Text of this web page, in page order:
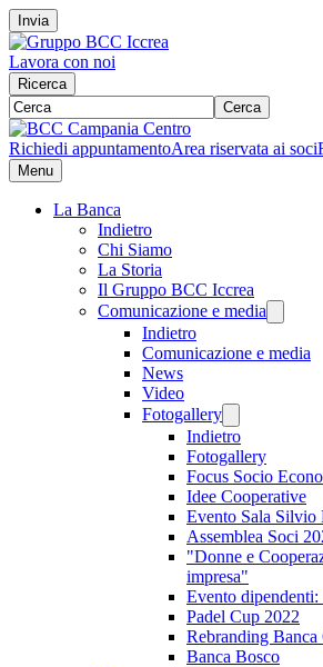
Invia
Lavora con noi
Ricerca
Cerca
Richiedi appuntamentoArea riservata ai soci
Menu
La Banca
Indietro
Chi Siamo
La Storia
Il Gruppo BCC Iccrea
Comunicazione e media
Indietro
Comunicazione e media
News
Video
Fotogallery
Indietro
Fotogallery
Focus Socio
Idee Cooperative
Evento Sala Silvio
Assemblea Soci
"Donne e
impresa"
Evento
Padel Cup 2022
Rebranding Banca
Banca Bosco